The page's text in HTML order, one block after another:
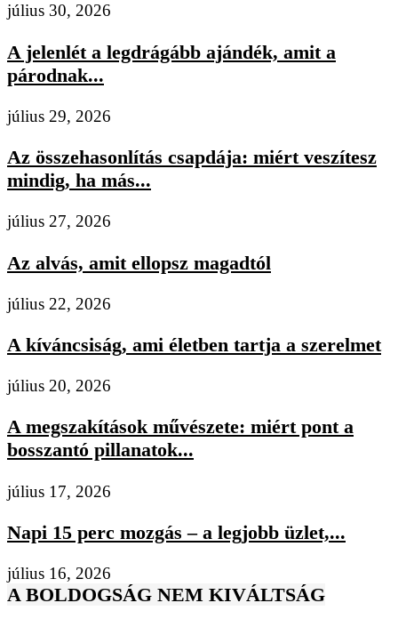
július 30, 2026
A jelenlét a legdrágább ajándék, amit a
párodnak...
július 29, 2026
Az összehasonlítás csapdája: miért veszítesz
mindig, ha más...
július 27, 2026
Az alvás, amit ellopsz magadtól
július 22, 2026
A kíváncsiság, ami életben tartja a szerelmet
július 20, 2026
A megszakítások művészete: miért pont a
bosszantó pillanatok...
július 17, 2026
Napi 15 perc mozgás – a legjobb üzlet,...
július 16, 2026
A BOLDOGSÁG NEM KIVÁLTSÁG